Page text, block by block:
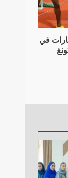
في